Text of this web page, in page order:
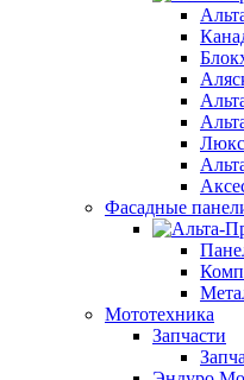
Люкс
Фасадные
Мототехника
Запчасти